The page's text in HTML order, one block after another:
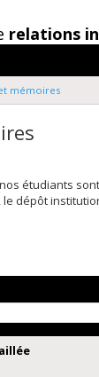
relations
mémoires
étudiants
, le dépôt